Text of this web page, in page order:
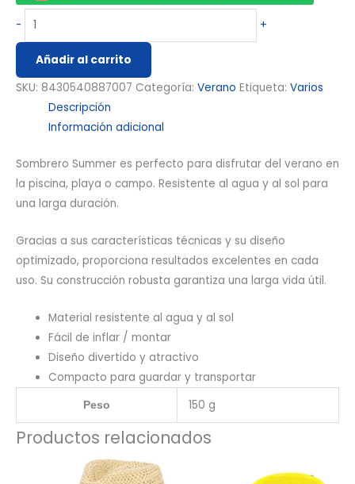
- +
Añadir al carrito
SKU: 8430540887007 Categoría: Verano Etiqueta: Varios
Descripción
Información adicional
Sombrero Summer es perfecto para disfrutar del verano en
la piscina, playa o campo. Resistente al agua y al sol para
una larga duración.
Gracias a sus características técnicas y su diseño
optimizado, proporciona resultados excelentes en cada
uso. Su construcción robusta garantiza una larga vida útil.
Material resistente al agua y al sol
Fácil de inflar / montar
Diseño divertido y atractivo
Compacto para guardar y transportar
Peso 150 g
Productos relacionados